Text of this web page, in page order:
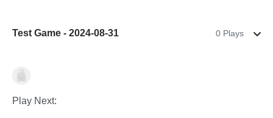
Test Game - 2024-08-31 0 Plays
🍯 Rosh Ha'Shana
Play Next: